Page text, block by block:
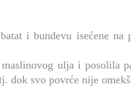
i bundevu isećene na
ulja i posolila
dok svo povrće nije